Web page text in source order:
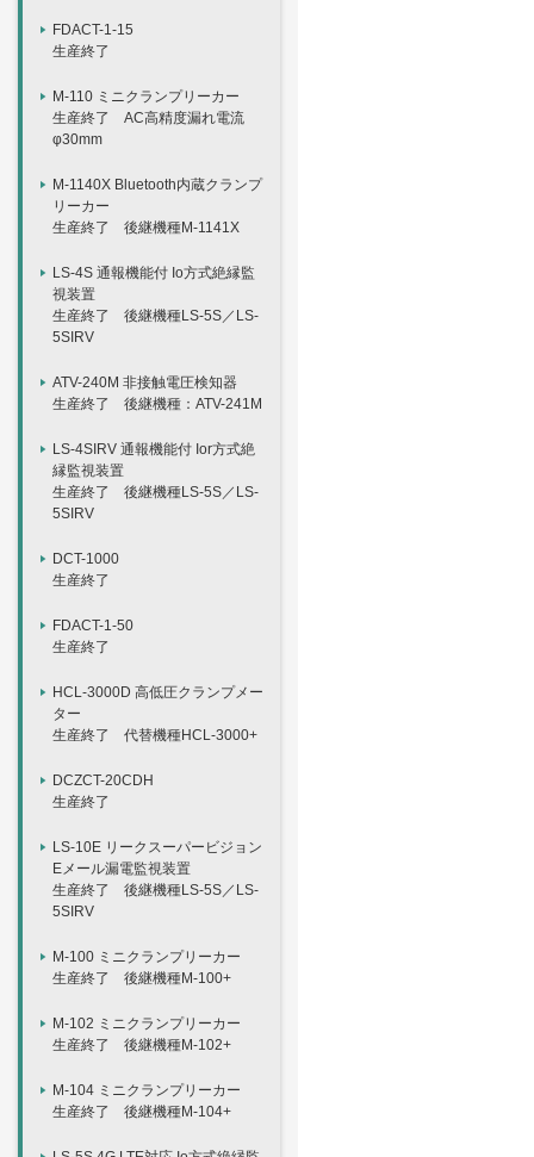
FDACT-1-15
生産終了
M-110 ミニクランプリーカー
生産終了 AC高精度漏れ電流
φ30mm
M-1140X Bluetooth内蔵クランプ
リーカー
生産終了 後継機種M-1141X
LS-4S 通報機能付 Io方式絶縁監
視装置
生産終了 後継機種LS-5S／LS-
5SIRV
ATV-240M 非接触電圧検知器
生産終了 後継機種：ATV-241M
LS-4SIRV 通報機能付 Ior方式絶
縁監視装置
生産終了 後継機種LS-5S／LS-
5SIRV
DCT-1000
生産終了
FDACT-1-50
生産終了
HCL-3000D 高低圧クランプメー
ター
生産終了 代替機種HCL-3000+
DCZCT-20CDH
生産終了
LS-10E リークスーパービジョン
Eメール漏電監視装置
生産終了 後継機種LS-5S／LS-
5SIRV
M-100 ミニクランプリーカー
生産終了 後継機種M-100+
M-102 ミニクランプリーカー
生産終了 後継機種M-102+
M-104 ミニクランプリーカー
生産終了 後継機種M-104+